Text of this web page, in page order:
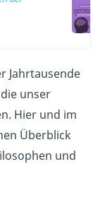
Jahrtausende
unser
Hier und im
Überblick
und